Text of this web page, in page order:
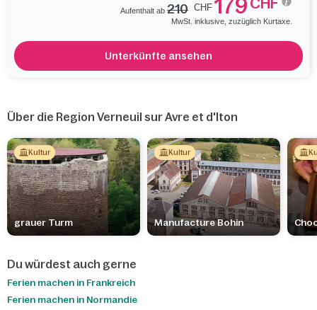
Umgebung von Verneuil-sur-Avre zu bewundern. Sie können das
Haus und die Gärten von Claude Monet, den Naturpark Perche
Liebhaber von Natur und Geschichte werden begeistert sein.
Aufenthalt ab 210 CHF 179
MwSt. inklusive, zuzüglich Kurtaxe.
Unterkünfte ansehen
Über die Region Verneuil sur Avre et d'Iton
Kultur
grauer Turm
Kultur
Manufacture Bohin
Du würdest auch gerne
Ferien machen in Frankreich
Ferien machen in Normandie